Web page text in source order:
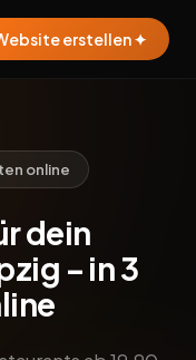
erstellen ✦
online
dein
– in 3